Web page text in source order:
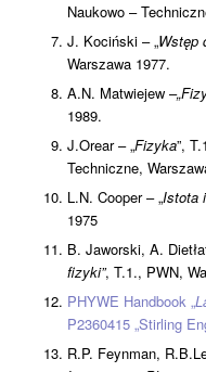
Naukowo –
J. Kociński – „Wstęp
Warszawa 1977.
A.N. Matwiejew –
1989.
J.Orear – „Fizyka”,
Techniczne,
L.N. Cooper – „Istota
1975
B. Jaworski, A.
fizyki”, T.1., PWN,
PHYWE Handbook „
P2360415 „Stirling
R.P. Feynman,